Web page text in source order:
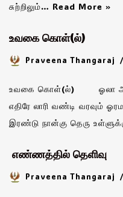
சுற்றிலும்… Read More »
உவகை கொள்(ல்)
Praveena Thangaraj
உவகை கொள்(ல்) ஓலா
எதிரே லாரி வண்டி வரவும்
இரண்டு நான்கு தெரு
எண்ணத்தில் தெளிவு
Praveena Thangaraj